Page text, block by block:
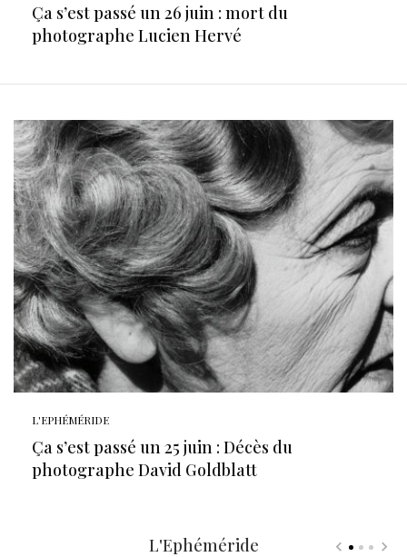
Ça s’est passé un 26 juin : mort du
photographe Lucien Hervé
L'EPHÉMÉRIDE
Ça s’est passé un 25 juin : Décès du
photographe David Goldblatt
L'Ephéméride